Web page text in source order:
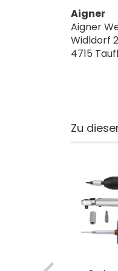
Aigner
Aigner
Widldorf
4715
Zu